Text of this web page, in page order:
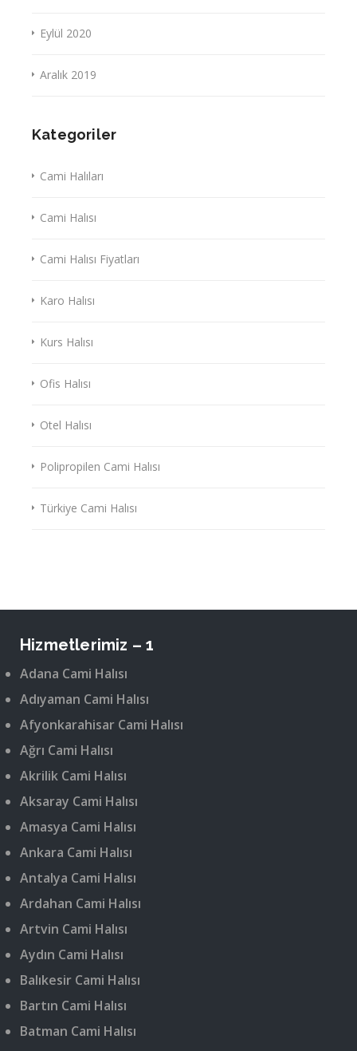
Eylül 2020
Aralık 2019
Kategoriler
Cami Halıları
Cami Halısı
Cami Halısı Fiyatları
Karo Halısı
Kurs Halısı
Ofis Halısı
Otel Halısı
Polipropilen Cami Halısı
Türkiye Cami Halısı
Hizmetlerimiz – 1
Adana Cami Halısı
Adıyaman Cami Halısı
Afyonkarahisar Cami Halısı
Ağrı Cami Halısı
Akrilik Cami Halısı
Aksaray Cami Halısı
Amasya Cami Halısı
Ankara Cami Halısı
Antalya Cami Halısı
Ardahan Cami Halısı
Artvin Cami Halısı
Aydın Cami Halısı
Balıkesir Cami Halısı
Bartın Cami Halısı
Batman Cami Halısı